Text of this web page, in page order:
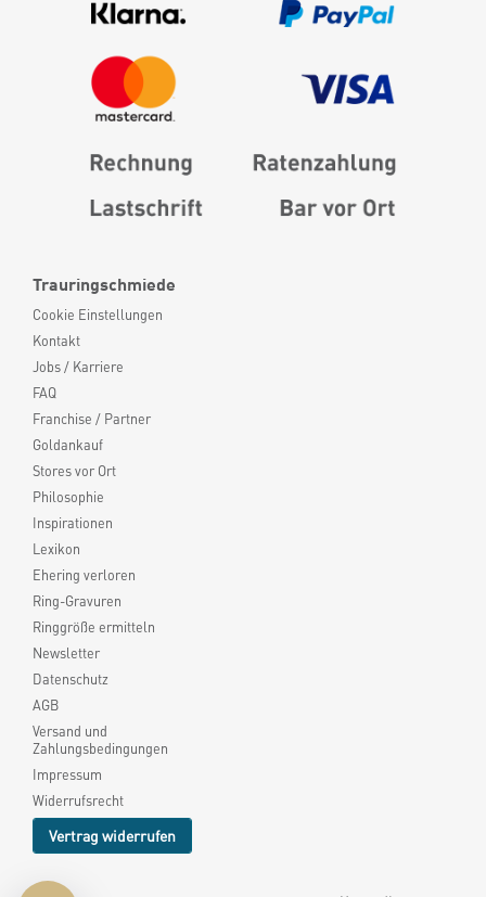
Trauringschmiede
Cookie Einstellungen
Kontakt
Jobs / Karriere
FAQ
Franchise / Partner
Goldankauf
Stores vor Ort
Philosophie
Inspirationen
Lexikon
Ehering verloren
Ring-Gravuren
Ringgröße ermitteln
Newsletter
Datenschutz
AGB
Versand und
Zahlungsbedingungen
Impressum
Widerrufsrecht
Vertrag widerrufen